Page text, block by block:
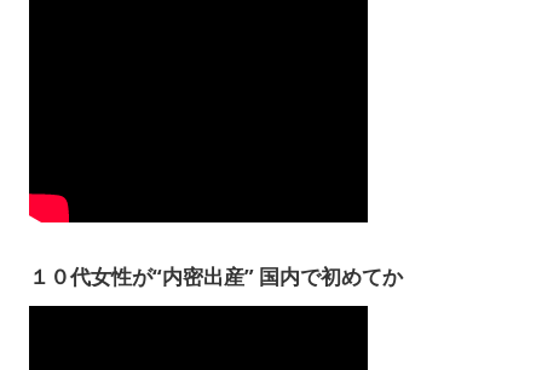
１０代女性が“内密出産” 国内で初めてか